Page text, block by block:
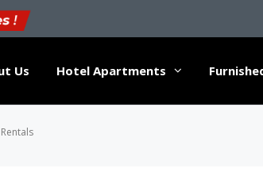
Us Hotel Apartments